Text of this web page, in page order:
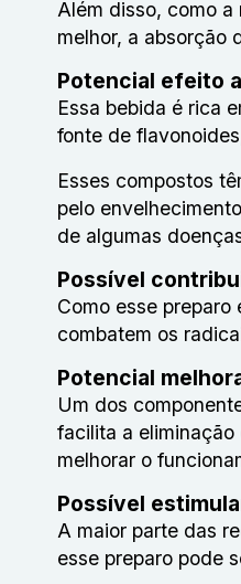
Além disso, como a
melhor, a absorção
Potencial efeito
Essa bebida é rica
fonte de
Esses compostos
pelo
de algumas
Possível
Como esse
combatem os
Potencial
Um dos
facilita a
melhorar o
Possível
A maior parte das
esse preparo pode